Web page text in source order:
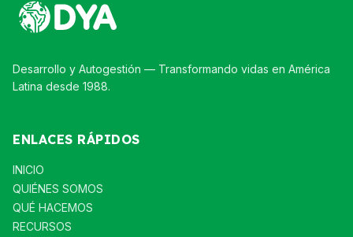
Desarrollo y Autogestión — Transformando vidas en América
Latina desde 1988.
ENLACES RÁPIDOS
INICIO
QUIÉNES SOMOS
QUÉ HACEMOS
RECURSOS